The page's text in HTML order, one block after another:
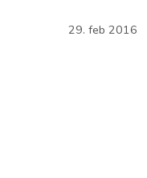
29. feb 2016